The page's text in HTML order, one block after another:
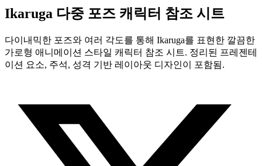
Ikaruga 다중 포즈 캐릭터 참조 시트
다이내믹한 포즈와 여러 각도를 통해 Ikaruga를 표현한 깔끔한
가로형 애니메이션 스타일 캐릭터 참조 시트. 정리된 프레젠테
이션 요소, 주석, 성격 기반 레이아웃 디자인이 포함됨.